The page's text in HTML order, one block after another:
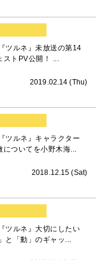
ツルネ』未放送の第14
トPV公開！ ...
2019.02.14 (Thu)
ツルネ』キャラクター
ついてを小野木海...
2018.12.15 (Sat)
ツルネ』大切にしたい
と「動」のギャッ...